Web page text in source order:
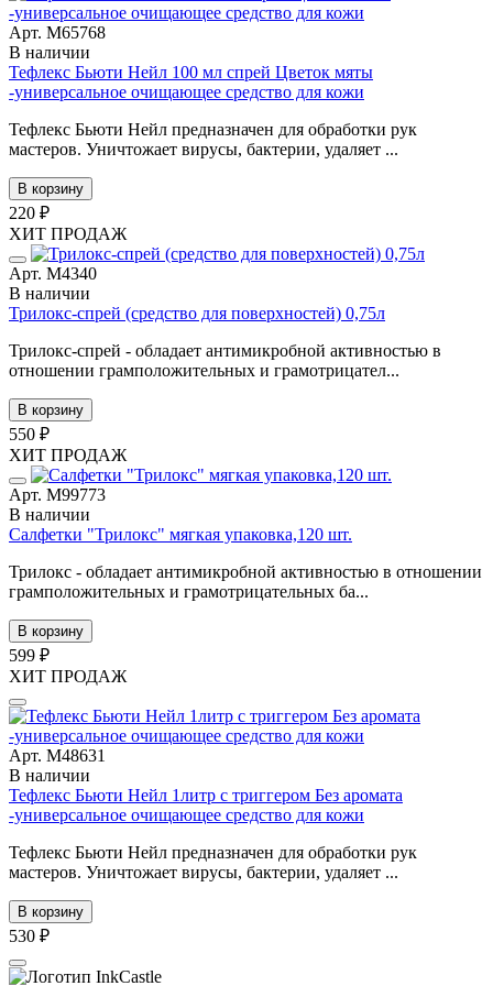
Арт. М65768
В наличии
Тефлекс Бьюти Нейл 100 мл спрей Цветок мяты
-универсальное очищающее средство для кожи
Тефлекс Бьюти Нейл предназначен для обработки рук
мастеров. Уничтожает вирусы, бактерии, удаляет ...
В корзину
220 ₽
ХИТ ПРОДАЖ
Арт. М4340
В наличии
Трилокс-спрей (средство для поверхностей) 0,75л
Трилокс-спрей - обладает антимикробной активностью в
отношении грамположительных и грамотрицател...
В корзину
550 ₽
ХИТ ПРОДАЖ
Арт. М99773
В наличии
Cалфетки "Трилокс" мягкая упаковка,120 шт.
Трилокс - обладает антимикробной активностью в отношении
грамположительных и грамотрицательных ба...
В корзину
599 ₽
ХИТ ПРОДАЖ
Арт. М48631
В наличии
Тефлекс Бьюти Нейл 1литр с триггером Без аромата
-универсальное очищающее средство для кожи
Тефлекс Бьюти Нейл предназначен для обработки рук
мастеров. Уничтожает вирусы, бактерии, удаляет ...
В корзину
530 ₽